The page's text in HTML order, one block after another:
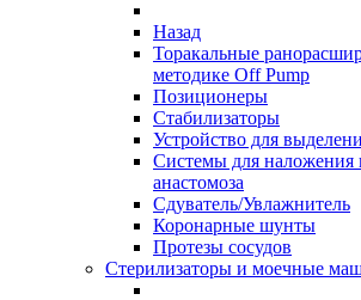
Назад
Торакальные
методике Off Pump
Позиционеры
Стабилизаторы
Устройство для
Системы для наложения
анастомоза
Сдуватель/Увлажнитель
Коронарные шунты
Протезы сосудов
Стерилизаторы и моечные